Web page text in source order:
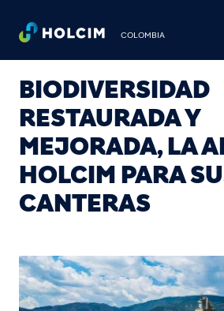
COLOMBIA
BIODIVERSIDAD
RESTAURADA Y
MEJORADA, LA
HOLCIM PARA
CANTERAS